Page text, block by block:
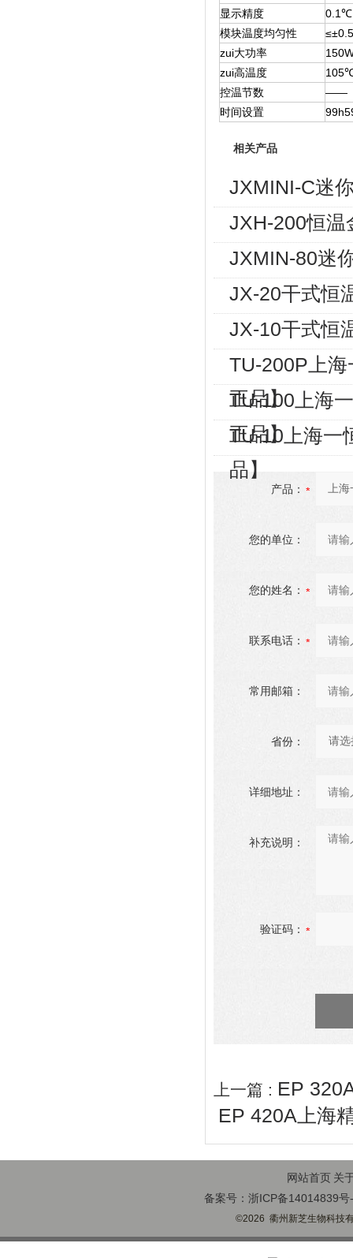
显示精度
0.1℃
模块温度均匀性
zui大功率
zui高温度
控温节数
­——
时间设置
相关产品
JXMINI-C迷
JXH-200恒温
JXMIN-80迷
JX-20干式恒
JX-10干式恒
TU-200P上
正品】
TU-100上海
正品】
TU-10上海一
品】
产品：
您的单位：
您的姓名：
联系电话：
常用邮箱：
省份：
详细地址：
补充说明：
验证码：
上一篇 : EP
EP 420A上海
网站首页 关
备案号：浙ICP备14014839号
©2026 衢州新芝生物科技